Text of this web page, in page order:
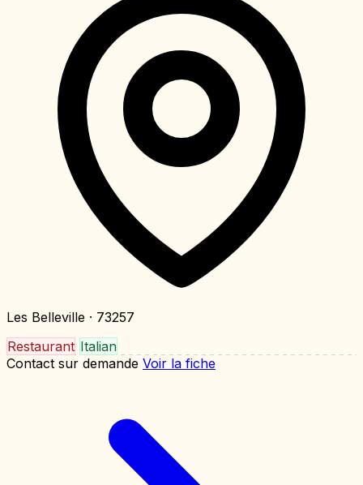
Les Belleville · 73257
Restaurant Italian
Contact sur demande Voir la fiche